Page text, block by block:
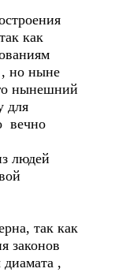
как
, но ныне
нынешний
для
вечно
людей
так как
законов
,